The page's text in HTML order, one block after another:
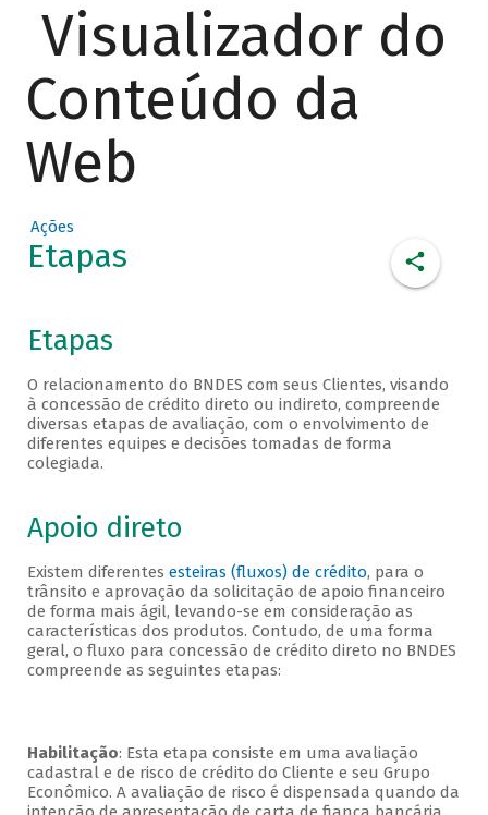
Visualizador do
Conteúdo da
Web
Ações
Etapas
Etapas
O relacionamento do BNDES com seus Clientes, visando
à concessão de crédito direto ou indireto, compreende
diversas etapas de avaliação, com o envolvimento de
diferentes equipes e decisões tomadas de forma
colegiada.
Apoio direto
Existem diferentes esteiras (fluxos) de crédito, para o
trânsito e aprovação da solicitação de apoio financeiro
de forma mais ágil, levando-se em consideração as
características dos produtos. Contudo, de uma forma
geral, o fluxo para concessão de crédito direto no BNDES
compreende as seguintes etapas:
Habilitação: Esta etapa consiste em uma avaliação
cadastral e de risco de crédito do Cliente e seu Grupo
Econômico. A avaliação de risco é dispensada quando da